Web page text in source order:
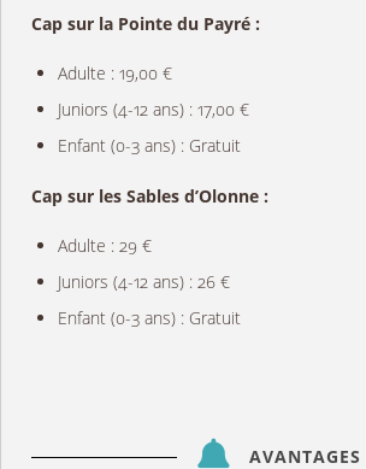
Cap sur la Pointe du Payré :
Adulte : 19,00 €
Juniors (4-12 ans) : 17,00 €
Enfant (0-3 ans) : Gratuit
Cap sur les Sables d’Olonne :
Adulte : 29 €
Juniors (4-12 ans) : 26 €
Enfant (0-3 ans) : Gratuit
AVANTAGES